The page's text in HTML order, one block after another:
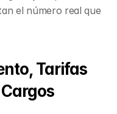
el número real que
Tarifas